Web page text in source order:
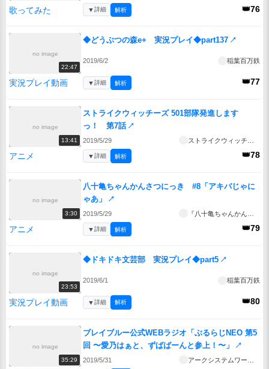
歌ってみた 👑76
▼詳細 解析
no image
22:47
◆どうぶつの森e+ 実況プレイ◆part137 ↗
2019/6/2 稲葉百万鉄
実況プレイ動画 👑77
▼詳細 解析
no image
13:41
ストライクウィッチーズ 501部隊発進します
っ！ 第7話 ↗
2019/5/29
アニメ 👑78
▼詳細 解析
no image
3:30
八十亀ちゃんかんさつにっき #8「アキバじゃに
ゃあ」
↗
2019/5/29
アニメ 👑79
▼詳細 解析
no image
23:53
◆ドキドキ文芸部 実況プレイ◆part5 ↗
2019/6/1 稲葉百万鉄
実況プレイ動画 👑80
▼詳細 解析
no image
35:29
ブレイブルー公式WEBラジオ「ぶるらじNEO 第5
回 〜愛乃はぁと、ずばばーんと参上！〜」
↗
2019/5/31